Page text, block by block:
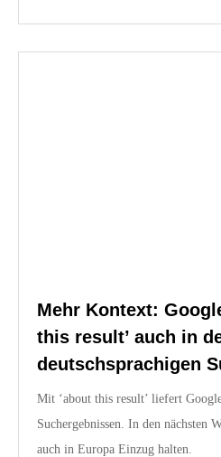
Mehr Kontext:
this result’ auch in
deutschsprachigen
Mit ‘about this result’ liefert
Suchergebnissen. In den nächsten
auch in Europa Einzug halten.